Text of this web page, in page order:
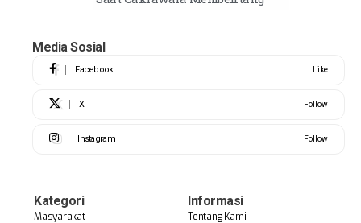
Media Sosial
Facebook Like
X Follow
Instagram Follow
Kategori
Masyarakat
Informasi
Tentang Kami